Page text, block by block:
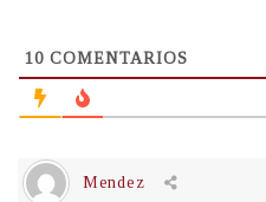
10 COMENTARIOS
Mendez